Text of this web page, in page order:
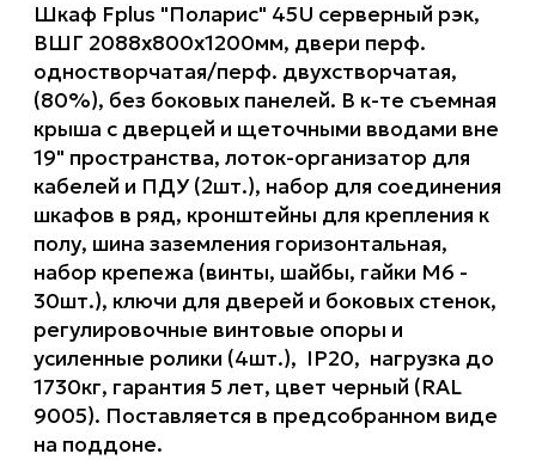
Шкаф Fplus "Поларис" 45U серверный рэк,
ВШГ 2088х800х1200мм, двери перф.
одностворчатая/перф. двухстворчатая,
(80%), без боковых панелей. В к-те съемная
крыша с дверцей и щеточными вводами вне
19" пространства, лоток-организатор для
кабелей и ПДУ (2шт.), набор для соединения
шкафов в ряд, кронштейны для крепления к
полу, шина заземления горизонтальная,
набор крепежа (винты, шайбы, гайки М6 -
30шт.), ключи для дверей и боковых стенок,
регулировочные винтовые опоры и
усиленные ролики (4шт.), IP20, нагрузка до
1730кг, гарантия 5 лет, цвет черный (RAL
9005). Поставляется в предсобранном виде
на поддоне.